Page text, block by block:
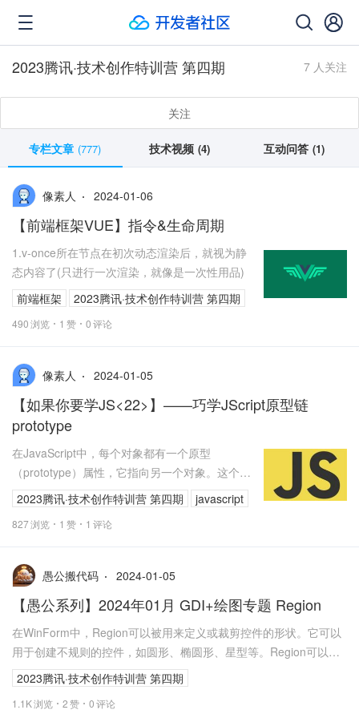
7 人关注
2023腾讯·技术创作特训营 第四期
关注
专栏文章 (777) 技术视频 (4) 互动问答 (1)
像素人 2024-01-06
【前端框架VUE】指令&生命周期
1.v-once所在节点在初次动态渲染后，就视为静
态内容了(只进行一次渲染，就像是一次性用品)
前端框架
2023腾讯·技术创作特训营 第四期
490浏览 1 赞 0评论
像素人 2024-01-05
【如果你要学JS<22>】——巧学JScript原型链
prototype
在JavaScript中，每个对象都有一个原型
（prototype）属性，它指向另一个对象。这个被
指向的对象也有自己的原型，以此类推，最终形
成了一个原型链。原型...
2023腾讯·技术创作特训营 第四期 javascript
827浏览 1 赞 1 评论
愚公搬代码 2024-01-05
【愚公系列】2024年01月 GDI+绘图专题 Region
在WinForm中，Region可以被用来定义或裁剪控件的形状。它可以
用于创建不规则的控件，如圆形、椭圆形、星型等。Region可以被
用于以下场景：
2023腾讯·技术创作特训营 第四期
1.1K浏览 2赞 0评论